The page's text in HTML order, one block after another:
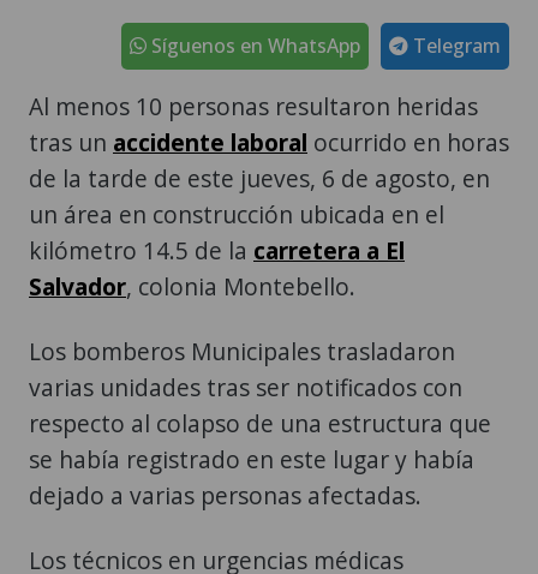
Telegram
Síguenos en WhatsApp
Al menos 10 personas resultaron heridas
tras un accidente laboral ocurrido en horas
de la tarde de este jueves, 6 de agosto, en
un área en construcción ubicada en el
kilómetro 14.5 de la carretera a El
Salvador, colonia Montebello.
Los bomberos Municipales trasladaron
varias unidades tras ser notificados con
respecto al colapso de una estructura que
se había registrado en este lugar y había
dejado a varias personas afectadas.
Los técnicos en urgencias médicas